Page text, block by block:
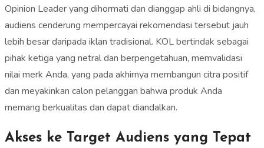
Opinion Leader yang dihormati dan dianggap ahli di bidangnya,
audiens cenderung mempercayai rekomendasi tersebut jauh
lebih besar daripada iklan tradisional. KOL bertindak sebagai
pihak ketiga yang netral dan berpengetahuan, memvalidasi
nilai merk Anda, yang pada akhirnya membangun citra positif
dan meyakinkan calon pelanggan bahwa produk Anda
memang berkualitas dan dapat diandalkan.
Akses ke Target Audiens yang Tepat